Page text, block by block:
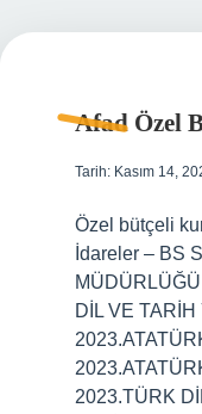
Afad Özel
Tarih: Kasım 14,
Özel bütçeli
İdareler – BS
DİL VE
2023.TÜRK